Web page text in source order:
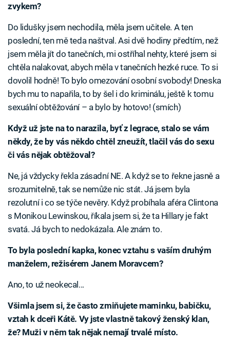
zvykem?
Do lidušky jsem nechodila, měla jsem učitele. A ten
poslední, ten mě teda naštval. Asi dvě hodiny předtím, než
jsem měla jít do tanečních, mi ostříhal nehty, které jsem si
chtěla nalakovat, abych měla v tanečních hezké ruce. To si
dovolil hodně! To bylo omezování osobní svobody! Dneska
bych mu to napařila, to by šel i do kriminálu, ještě k tomu
sexuální obtěžování – a bylo by hotovo! (smích)
Když už jste na to narazila, byť z legrace, stalo se vám
někdy, že by vás někdo chtěl zneužít, tlačil vás do sexu
či vás nějak obtěžoval?
Ne, já vždycky řekla zásadní NE. A když se to řekne jasně a
srozumitelně, tak se nemůže nic stát. Já jsem byla
rezolutní i co se týče nevěry. Když probíhala aféra Clintona
s Monikou Lewinskou, říkala jsem si, že ta Hillary je fakt
svatá. Já bych to nedokázala. Ale znám to.
To byla poslední kapka, konec vztahu s vaším druhým
manželem, režisérem Janem Moravcem?
Ano, to už neokecal...
Všimla jsem si, že často zmiňujete maminku, babičku,
vztah k dceři Kátě. Vy jste vlastně takový ženský klan,
že? Muži v něm tak nějak nemají trvalé místo.